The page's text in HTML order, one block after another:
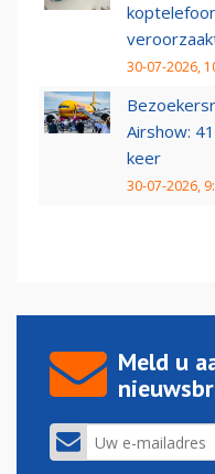
30-07-2026,
Airshow:
keer
30-07-2026,
Meld u